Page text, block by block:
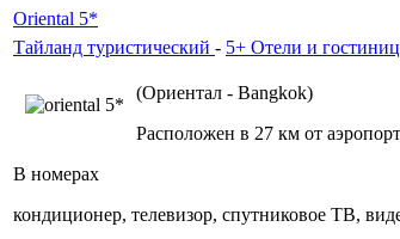
Oriental 5*
Тайланд туристический - 5+ Отели и
(Ориентал - Bangkok)
Расположен в 27 км от
В номерах
кондиционер, телевизор, спутниковое ТВ,